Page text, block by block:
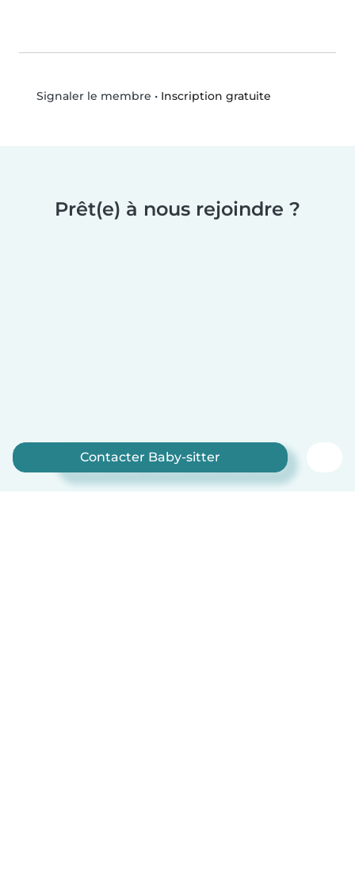
Signaler le membre • Inscription gratuite
Prêt(e) à nous rejoindre ?
Inscrivez-vous maintenant
Contacter Baby-sitter